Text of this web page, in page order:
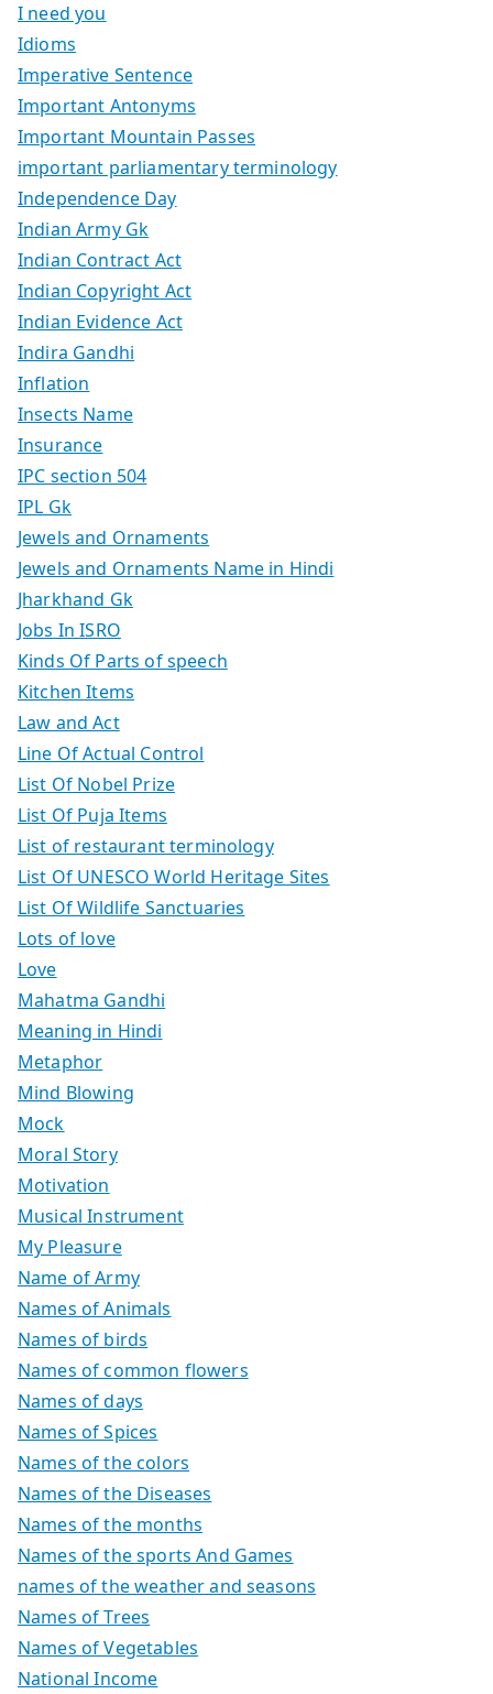
I need you
Idioms
Imperative Sentence
Important Antonyms
Important Mountain Passes
important parliamentary terminology
Independence Day
Indian Army Gk
Indian Contract Act
Indian Copyright Act
Indian Evidence Act
Indira Gandhi
Inflation
Insects Name
Insurance
IPC section 504
IPL Gk
Jewels and Ornaments
Jewels and Ornaments Name in Hindi
Jharkhand Gk
Jobs In ISRO
Kinds Of Parts of speech
Kitchen Items
Law and Act
Line Of Actual Control
List Of Nobel Prize
List Of Puja Items
List of restaurant terminology
List Of UNESCO World Heritage Sites
List Of Wildlife Sanctuaries
Lots of love
Love
Mahatma Gandhi
Meaning in Hindi
Metaphor
Mind Blowing
Mock
Moral Story
Motivation
Musical Instrument
My Pleasure
Name of Army
Names of Animals
Names of birds
Names of common flowers
Names of days
Names of Spices
Names of the colors
Names of the Diseases
Names of the months
Names of the sports And Games
names of the weather and seasons
Names of Trees
Names of Vegetables
National Income